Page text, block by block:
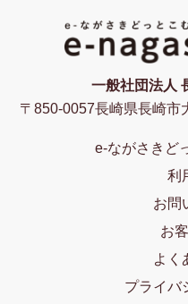
一般社団法人
〒850-0057長崎県長崎市
e-ながさきど
利
お問
お
よく
プライバ